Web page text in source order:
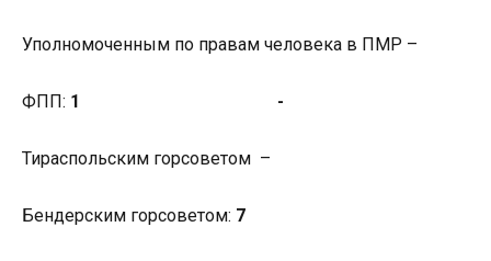
Уполномоченным по правам человека в ПМР –
ФПП: 1 -
Тираспольским горсоветом –
Бендерским горсоветом: 7